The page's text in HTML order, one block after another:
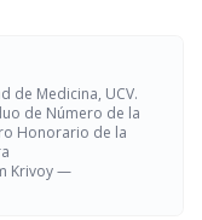
de Medicina, UCV.
de Número de la
Honorario de la
Krivoy —